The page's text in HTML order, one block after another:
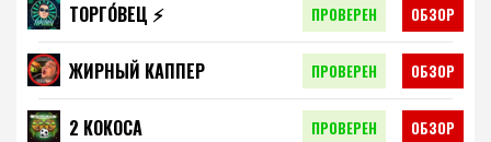
ТОРГО́ВЕЦ ⚡️ ПРОВЕРЕН ОБЗОР
ЖИРНЫЙ КАППЕР ПРОВЕРЕН ОБЗОР
2 КОКОСА ПРОВЕРЕН ОБЗОР